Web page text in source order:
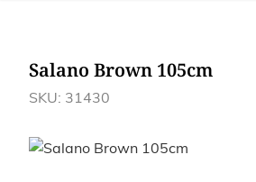
Salano Brown 105cm
SKU: 31430
Afbeeldingen